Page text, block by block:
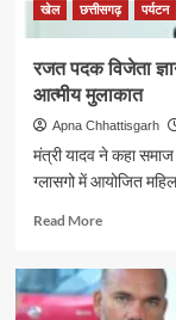
खेल छत्तीसगढ़ पर्यटन
रजत पदक विजेता
आत्मीय मुलाकात
Apna Chhattisgarh
मंत्री यादव ने कहा
ग्लासगो में आयोजित
Read MoreRead
रजत
पदक